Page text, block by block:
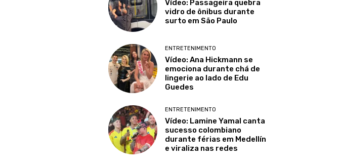
Vídeo: Passageira quebra
vidro de ônibus durante
surto em São Paulo
ENTRETENIMENTO
Vídeo: Ana Hickmann se
emociona durante chá de
lingerie ao lado de Edu
Guedes
ENTRETENIMENTO
Vídeo: Lamine Yamal canta
sucesso colombiano
durante férias em Medellín
e viraliza nas redes